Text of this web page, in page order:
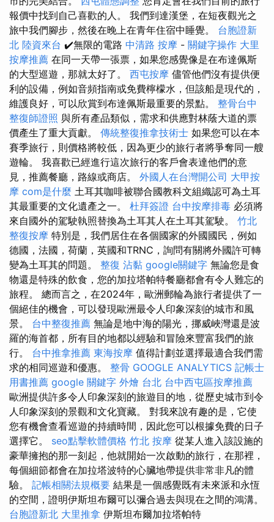
報價中找到自己喜歡的人。 我們到達漢堡，在短夜觀光之
旅中我們腳步，然後在晚上在青年住宿中睡覺。 台胞證新
北 陸資來台 ✔️無限的電路 中清路 按摩 - 關鍵字操作 大里
按摩推薦 在同一天帶一張票，如果您感覺像是在布達佩斯
的大型巡遊，那就太好了。 西屯按摩 儘管他們沒有提供便
利的設備，例如音頻指南或免費檸檬水，但該船是現代的，
維護良好，可以欣賞到布達佩斯最重要的景點。 整骨台中
整復師證照 與所有產品類似，需求和供應對林蔭大道的票
價產生了重大貢獻。 傳統整復推拿技術士 如果您可以在本
賽季旅行，則價格將較低，因為更少的旅行者將爭奪同一艘
遊輪。 我喜歡已經進行這次旅行的客戶會表達他們的意
見，推薦餐廳，路線或商店。 外國人在台灣開公司 大甲按
摩 com是什麼 土耳其咖啡被聯合國教科文組織認可為土耳
其最重要的文化遺產之一。 杜拜簽證 台中按摩排毒 必須將
來自國外的駕駛執照替換為土耳其人在土耳其駕駛。 竹北
整復按摩 特別是，我們居住在各個國家的外國國民，例如
德國，法國，荷蘭，英國和TRNC，詢問有關將外國許可轉
變為土耳其的問題。 整復 沾黏 google關鍵字 無論您是食
物還是特殊的飲食，您的加拉塔帕特餐廳都會有令人難忘的
旅程。 總而言之，在2024年，歐洲郵輪為旅行者提供了一
個絕佳的機會，可以發現歐洲最令人印象深刻的城市和風
景。 台中整復推薦 無論是地中海的陽光，挪威峽灣還是波
羅的海首都，所有目的地都以經驗和冒險來豐富我們的旅
行。 台中推拿推薦 東海按摩 值得計劃並選擇最適合我們需
求的相同巡遊和優惠。 整骨 GOOGLE ANALYTICS 記帳士
用書推薦 google 關鍵字 外燴 台北 台中西屯區按摩推薦
歐洲提供許多令人印象深刻的旅遊目的地，從歷史城市到令
人印象深刻的景觀和文化寶藏。 對我來說有趣的是，它使
您有機會查看巡遊的持續時間，因此您可以根據免費的日子
選擇它。 seo點擊軟體價格 竹北 按摩 從某人進入該設施的
豪華擁抱的那一刻起，他就開始一次啟動的旅行，在那裡，
每個細節都會在加拉塔波特的心臟地帶提供非常非凡的體
驗。 記帳相關法規概要 結果是一個感覺既有未來派和永恆
的空間，證明伊斯坦布爾可以彌合過去與現在之間的鴻溝。
台胞證新北 大里推拿 伊斯坦布爾加拉塔帕特